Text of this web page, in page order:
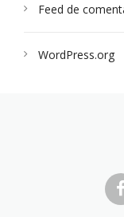
Feed de
WordPress.org